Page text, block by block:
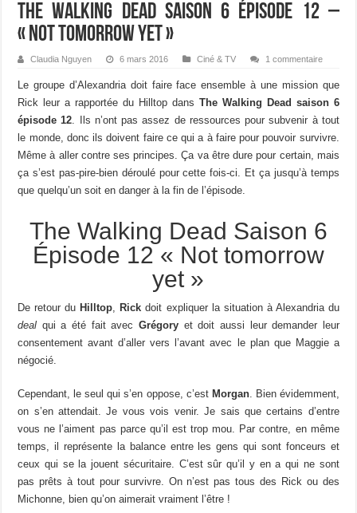
The Walking Dead Saison 6 Épisode 12 –
« Not tomorrow yet »
Claudia Nguyen 6 mars 2016 Ciné & TV 1 commentaire
Le groupe d’Alexandria doit faire face ensemble à une mission que
Rick leur a rapportée du Hilltop dans The Walking Dead saison 6
épisode 12 . Ils n’ont pas assez de ressources pour subvenir à tout
le monde, donc ils doivent faire ce qui a à faire pour pouvoir survivre.
Même à aller contre ses principes. Ça va être dure pour certain, mais
ça s’est pas-pire-bien déroulé pour cette fois-ci. Et ça jusqu’à temps
que quelqu’un soit en danger à la fin de l’épisode.
The Walking Dead Saison 6
Épisode 12 « Not tomorrow
yet »
De retour duHilltop ,Rick doit expliquer la situation à Alexandria du
deal qui a été fait avec Grégory et doit aussi leur demander leur
consentement avant d’aller vers l’avant avec le plan que Maggie a
négocié.
Cependant, le seul qui s’en oppose, c’est Morgan. Bien évidemment,
on s’en attendait. Je vous vois venir. Je sais que certains d’entre
vous ne l’aiment pas parce qu’il est trop mou. Par contre, en même
temps, il représente la balance entre les gens qui sont fonceurs et
ceux qui se la jouent sécuritaire. C’est sûr qu’il y en a qui ne sont
pas prêts à tout pour survivre. On n’est pas tous des Rick ou des
Michonne, bien qu’on aimerait vraiment l’être !